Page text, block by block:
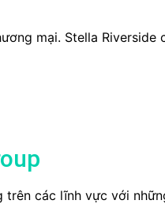
mại. Stella Riverside
các lĩnh vực với